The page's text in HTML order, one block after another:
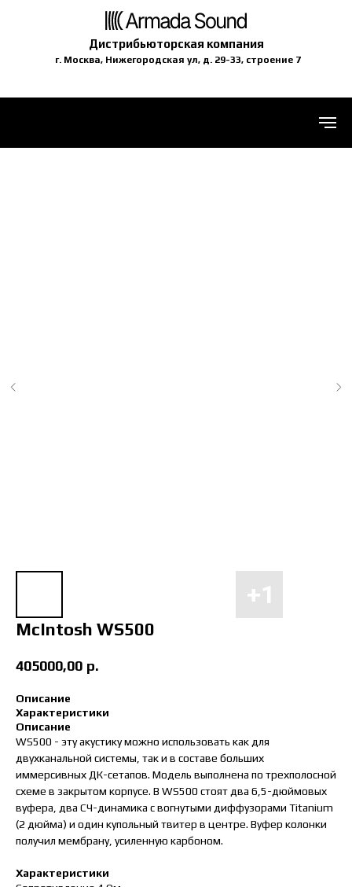
Дистрибьюторская компания
г. Москва, Нижегородская ул, д. 29-33, строение 7
McIntosh WS500
405000,00 р.
Описание
Характеристики
Описание
WS500 - эту акустику можно использовать как для
двухканальной системы, так и в составе больших
иммерсивных ДК-сетапов. Модель выполнена по трехполосной
схеме в закрытом корпусе. В WS500 стоят два 6,5-дюймовых
вуфера, два СЧ-динамика с вогнутыми диффузорами Titanium
(2 дюйма) и один купольный твитер в центре. Вуфер колонки
получил мембрану, усиленную карбоном.
Характеристики